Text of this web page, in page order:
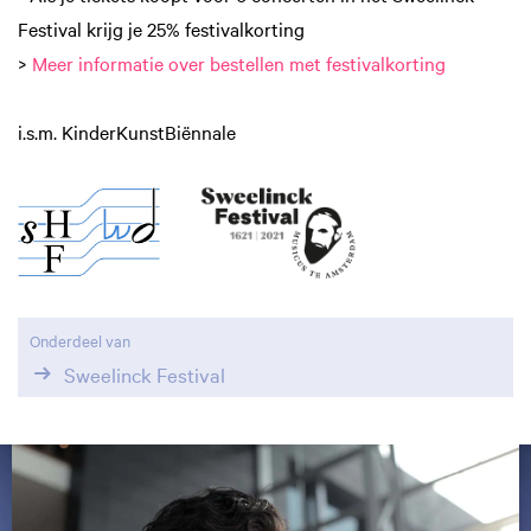
Festival krijg je 25% festivalkorting
> Meer informatie over bestellen met festivalkorting
i.s.m. KinderKunstBiënnale
Onderdeel van
Sweelinck Festival
Overslaan